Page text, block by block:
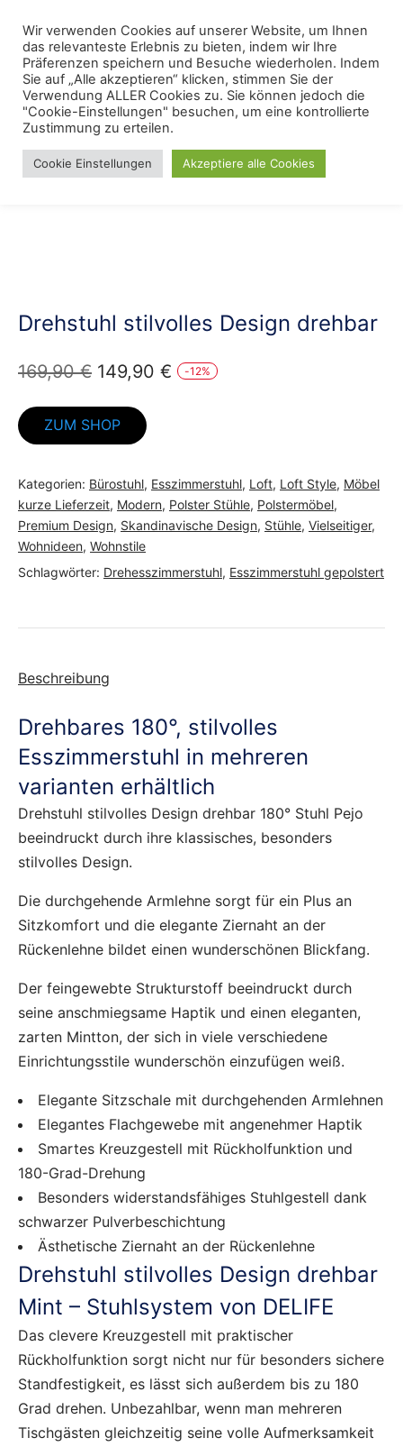
content
Menu
Start / Wohnstile / Vielseitiger
Drehstuhl stilvolles Design drehbar
169,90€ Ursprünglicher
Preis
war:
149,90 € Aktueller
-12%
ZUM SHOP
Kategorien: Bürostuhl, Esszimmerstuhl, Loft, Loft Style, Möbel
kurze Lieferzeit, Modern, Polster Stühle, Polstermöbel,
Premium Design, Skandinavische Design, Stühle, Vielseitiger,
Wohnideen, Wohnstile
Schlagwörter: Drehesszimmerstuhl, Esszimmerstuhl gepolstert
Beschreibung
Drehbares 180°, stilvolles
Esszimmerstuhl in mehreren
varianten erhältlich
Drehstuhl stilvolles Design drehbar 180° Stuhl Pejo
beeindruckt durch ihre klassisches, besonders
stilvolles Design.
Die durchgehende Armlehne sorgt für ein Plus an
Sitzkomfort und die elegante Ziernaht an der
Rückenlehne bildet einen wunderschönen Blickfang.
Der feingewebte Strukturstoff beeindruckt durch
seine anschmiegsame Haptik und einen eleganten,
zarten Mintton, der sich in viele verschiedene
Einrichtungsstile wunderschön einzufügen weiß.
Elegante Sitzschale mit durchgehenden Armlehnen
Elegantes Flachgewebe mit angenehmer Haptik
Smartes Kreuzgestell mit Rückholfunktion und
180-Grad-Drehung
Besonders widerstandsfähiges Stuhlgestell dank
schwarzer Pulverbeschichtung
Ästhetische Ziernaht an der Rückenlehne
Drehstuhl stilvolles Design drehbar
Mint – Stuhlsystem von DELIFE
Das clevere Kreuzgestell mit praktischer
Rückholfunktion sorgt nicht nur für besonders sichere
Standfestigkeit, es lässt sich außerdem bis zu 180
Grad drehen. Unbezahlbar, wenn man mehreren
Tischgästen gleichzeitig seine volle Aufmerksamkeit
Wir verwenden Cookies auf unserer Website, um Ihnen
das relevanteste Erlebnis zu bieten, indem wir Ihre
Präferenzen speichern und Besuche wiederholen. Indem
Sie auf „Alle akzeptieren“ klicken, stimmen Sie der
Verwendung ALLER Cookies zu. Sie können jedoch die
"Cookie-Einstellungen" besuchen, um eine kontrollierte
Zustimmung zu erteilen.
Cookie Einstellungen Akzeptiere alle Cookies